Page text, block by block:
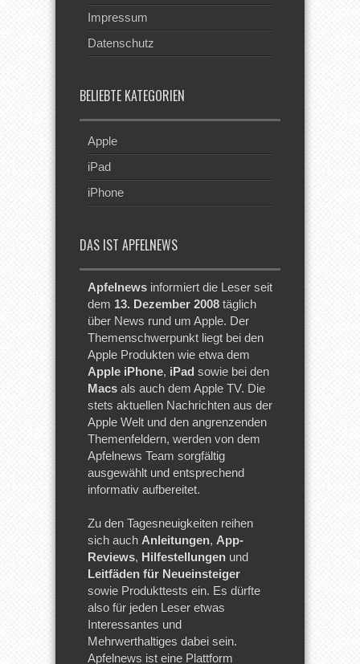
Impressum
Datenschutz
BELIEBTE KATEGORIEN
Apple
iPad
iPhone
DAS IST APFELNEWS
Apfelnews informiert die Leser seit
dem 13. Dezember 2008 täglich
über News rund um Apple. Der
Themenschwerpunkt liegt bei den
Apple Produkten wie etwa dem
Apple iPhone, iPad sowie bei den
Macs als auch dem Apple TV. Die
stets aktuellen Nachrichten aus der
Apple Welt und den angrenzenden
Themenfeldern, werden von dem
Apfelnews Team sorgfältig
ausgewählt und entsprechend
informativ aufbereitet.
Zu den Tagesneuigkeiten reihen
sich auch Anleitungen, App-
Reviews, Hilfestellungen und
Leitfäden für Neueinsteiger
sowie Produkttests ein. Es dürfte
also für jeden Leser etwas
Interessantes und
Mehrwerthaltiges dabei sein.
Apfelnews ist eine Plattform